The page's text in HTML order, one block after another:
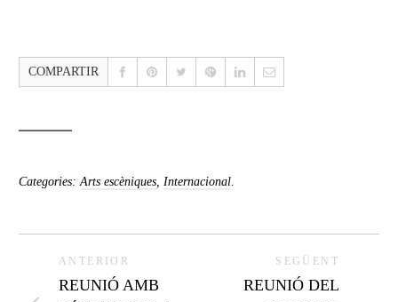
COMPARTIR
Categories:Arts escèniques, Internacional.
ANTERIOR
REUNIÓ AMB
SEGÜENT
REUNIÓ DEL